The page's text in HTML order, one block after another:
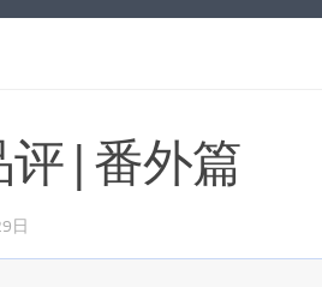
| 番外篇
日